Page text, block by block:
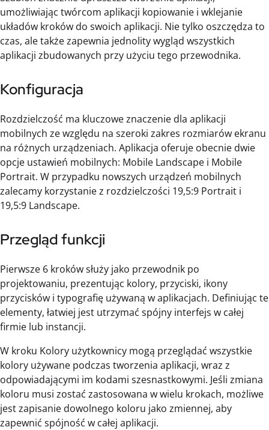
umożliwiając twórcom aplikacji kopiowanie i wklejanie
układów kroków do swoich aplikacji. Nie tylko oszczędza to
czas, ale także zapewnia jednolity wygląd wszystkich
aplikacji zbudowanych przy użyciu tego przewodnika.
Konfiguracja
Rozdzielczość ma kluczowe znaczenie dla aplikacji
mobilnych ze względu na szeroki zakres rozmiarów ekranu
na różnych urządzeniach. Aplikacja oferuje obecnie dwie
opcje ustawień mobilnych: Mobile Landscape i Mobile
Portrait. W przypadku nowszych urządzeń mobilnych
zalecamy korzystanie z rozdzielczości 19,5:9 Portrait i
19,5:9 Landscape.
Przegląd funkcji
Pierwsze 6 kroków służy jako przewodnik po
projektowaniu, prezentując kolory, przyciski, ikony
przycisków i typografię używaną w aplikacjach. Definiując te
elementy, łatwiej jest utrzymać spójny interfejs w całej
firmie lub instancji.
W kroku Kolory użytkownicy mogą przeglądać wszystkie
kolory używane podczas tworzenia aplikacji, wraz z
odpowiadającymi im kodami szesnastkowymi. Jeśli zmiana
koloru musi zostać zastosowana w wielu krokach, możliwe
jest zapisanie dowolnego koloru jako zmiennej, aby
zapewnić spójność w całej aplikacji.